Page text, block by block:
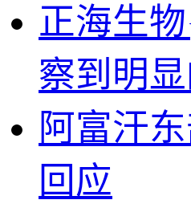
正海生
察到明
阿富汗
回应